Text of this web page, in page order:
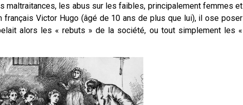
maltraitances, les abus sur les faibles, principalement femmes et
français Victor Hugo (âgé de 10 ans de plus que lui), il ose poser
alors les « rebuts » de la société, ou tout simplement les «